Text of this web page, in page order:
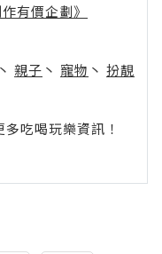
有價企劃》
丶 親子 丶 寵物 丶 扮靚
吃喝玩樂資訊！